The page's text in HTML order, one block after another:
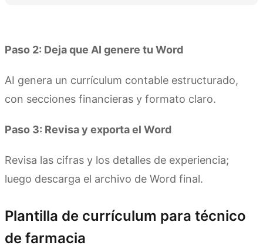
Paso 2: Deja que AI genere tu Word
AI genera un currículum contable estructurado,
con secciones financieras y formato claro.
Paso 3: Revisa y exporta el Word
Revisa las cifras y los detalles de experiencia;
luego descarga el archivo de Word final.
Plantilla de currículum para técnico
de farmacia